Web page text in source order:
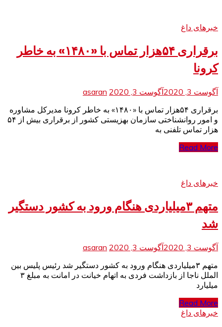
خبرهای داغ
برقراری ۵۴هزار تماس با «۱۴۸۰» به خاطر
کرونا
آگوست 3, 2020 آگوست 3, 2020
asaran
برقراری ۵۴هزار تماس با «۱۴۸۰» به خاطر کرونا مدیرکل مشاوره
و امور روانشناختی سازمان بهزیستی کشور از برقراری بیش از ۵۴
هزار تماس تلفنی به
Read More
خبرهای داغ
متهم ۳میلیاردی هنگام ورود به کشور دستگیر
شد
آگوست 3, 2020 آگوست 3, 2020
asaran
متهم ۳میلیاردی هنگام ورود به کشور دستگیر شد رئیس پلیس بین
الملل ناجا از بازداشت فردی به اتهام خیانت در امانت به مبلغ ۳
میلیارد
Read More
خبرهای داغ